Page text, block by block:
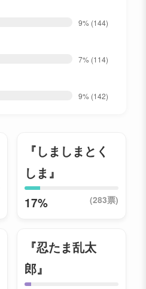
9% (144)
7% (114)
9% (142)
『しましまとく
しま』
17% (283票)
『忍たま乱太
郎』